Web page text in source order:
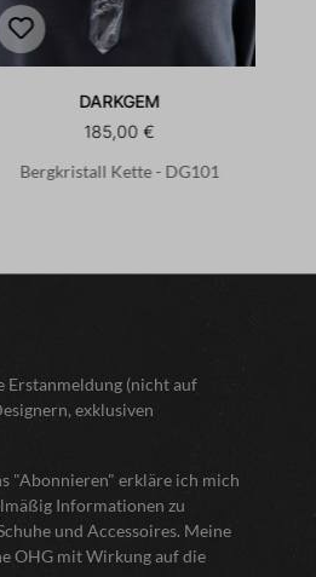
DARKGEM
185,00 €
Bergkristall Kette - DG101
Erstanmeldung (nicht auf
exklusiven
"Abonnieren" erkläre ich mich
Informationen zu
und Accessoires. Meine
OHG mit Wirkung auf die